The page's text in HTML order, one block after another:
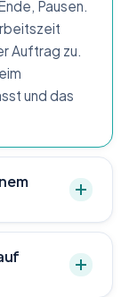
Pausen.
Auftrag zu.
und das